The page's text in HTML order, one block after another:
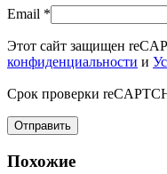
Email *
Этот сайт защищен
конфиденциальности и
Срок проверки
Похожие